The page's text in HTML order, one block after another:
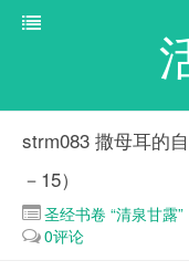
strm083 撒母耳的
－15）
圣经书卷 “清泉甘露”
0评论